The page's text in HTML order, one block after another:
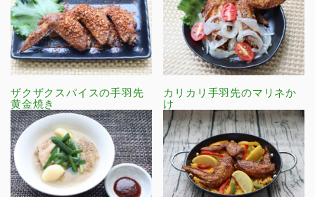
ザクザクスパイスの手羽先
黄金焼き
カリカリ手羽先のマリネか
け